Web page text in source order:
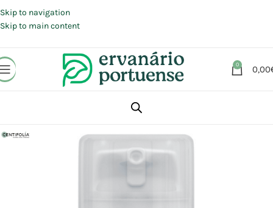
Skip to navigation
Skip to main content
0 0,00
Beleza | Cosmética | Higiene